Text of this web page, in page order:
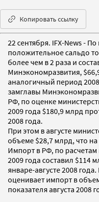
Копировать ссылку
22 сентября. IFX-News -
положительное сальдо
более чем в 2 раза и
Минэкономразвития,
аналогичный период
замглавы
РФ, по оценке
2009 года $180,9 млрд
2008 года.
При этом в августе
объеме $28,7 млрд, что на
Импорт в РФ, по расчетам
2009 года составил $114
январе-августе 2008
оценивает импорт в
показателя августа 2008